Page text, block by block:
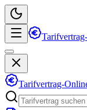
Tarifvertrag-